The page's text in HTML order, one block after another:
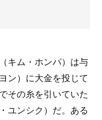
キム・ホンパ）は与
ン）に大金を投じて
その糸を引いていた
ユンシク）だ。ある